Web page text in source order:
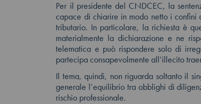
Per il presidente del CNDCEC, la
capace di chiarire in modo netto i confini
tributario. In particolare, la richiesta è
materialmente la dichiarazione e ne
telematica e può rispondere solo di
partecipa consapevolmente all’illecito
Il tema, quindi, non riguarda soltanto il
generale l’equilibrio tra obblighi di
rischio professionale.